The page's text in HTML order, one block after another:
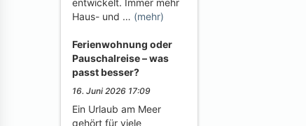
entwickelt. Immer mehr
Haus- und … (mehr)
Ferienwohnung oder
Pauschalreise – was
passt besser?
16. Juni 2026 17:09
Ein Urlaub am Meer
gehört für viele